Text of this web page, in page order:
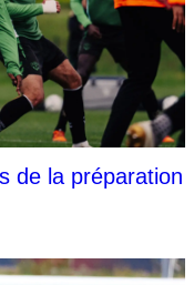
de la préparation